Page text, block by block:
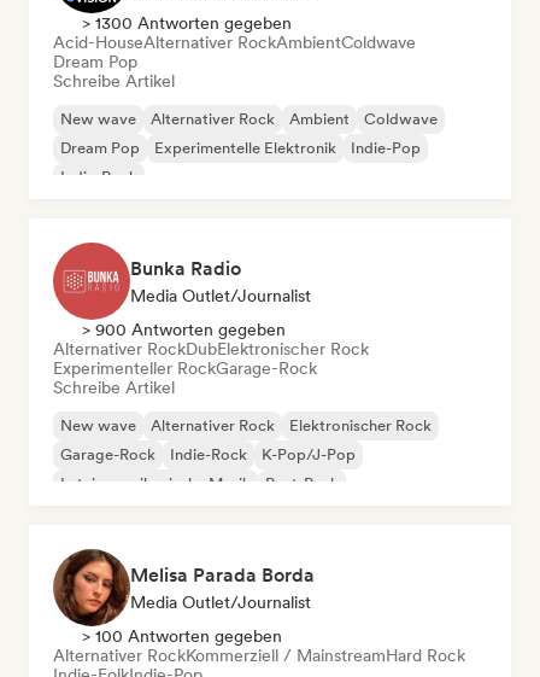
> 1300 Antworten gegeben
Acid-HouseAlternativer RockAmbientColdwave
Dream Pop
Schreibe Artikel
New wave Alternativer Rock Ambient
Coldwave
Dream Pop
Experimentelle Elektronik
Indie-Pop
Indie-Rock
Bunka Radio
Media Outlet/Journalist
> 900 Antworten gegeben
Alternativer RockDubElektronischer Rock
Experimenteller RockGarage-Rock
Schreibe Artikel
New wave Alternativer Rock
Elektronischer Rock
Garage-Rock
Indie-Rock
K-Pop/J-Pop
Lateinamerikanische Musik
Post-Punk
Melisa Parada Borda
Media Outlet/Journalist
> 100 Antworten gegeben
Alternativer RockKommerziell / MainstreamHard Rock